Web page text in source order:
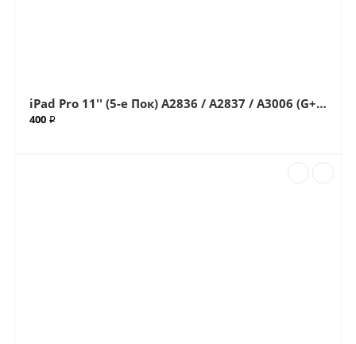
iPad Pro 11'' (5-е Пок) A2836 / A2837 / A3006 (G+OCA Pro) стекло с OCA плёнкой (Артик.ГС-64)
400 ₽